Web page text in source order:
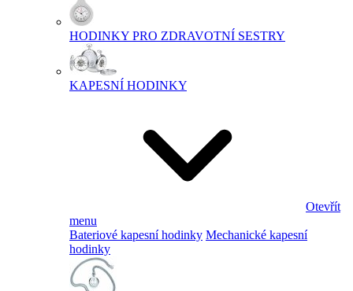
HODINKY PRO ZDRAVOTNÍ SESTRY
KAPESNÍ HODINKY
Otevřít
menu
Bateriové kapesní hodinky Mechanické kapesní
hodinky